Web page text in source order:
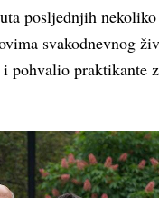
posljednjih
svakodnevnog
pohvalio praktikante